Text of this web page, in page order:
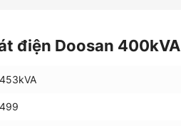
điện Doosan 400kVA
453kVA
499